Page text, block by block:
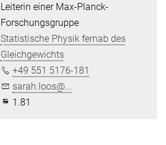
Leiterin einer Max-Planck-
Forschungsgruppe
Statistische Physik fernab des
Gleichgewichts
+49 551 5176-181
sarah.loos@...
1.81